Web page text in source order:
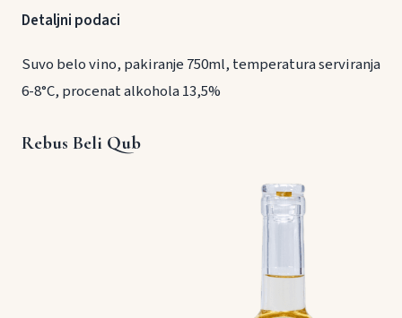
Detaljni podaci
Suvo belo vino, pakiranje 750ml, temperatura serviranja
6-8°C, procenat alkohola 13,5%
Rebus Beli Qub